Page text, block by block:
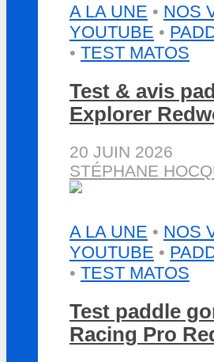
A LA UNE • NOS
YOUTUBE •
• TEST MATOS
Test & avis
Explorer
20 JUIN 2026
STÉPHANE
A LA UNE • NOS
YOUTUBE •
• TEST MATOS
Test paddle
Racing Pro